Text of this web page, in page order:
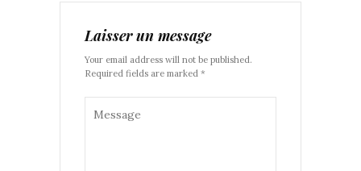
Laisser un message
Your email address will not be published.
Required fields are marked *